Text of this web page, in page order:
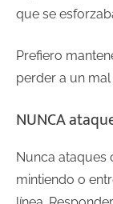
que se
Prefiero
perder a un
NUNCA
Nunca ataques
mintiendo o